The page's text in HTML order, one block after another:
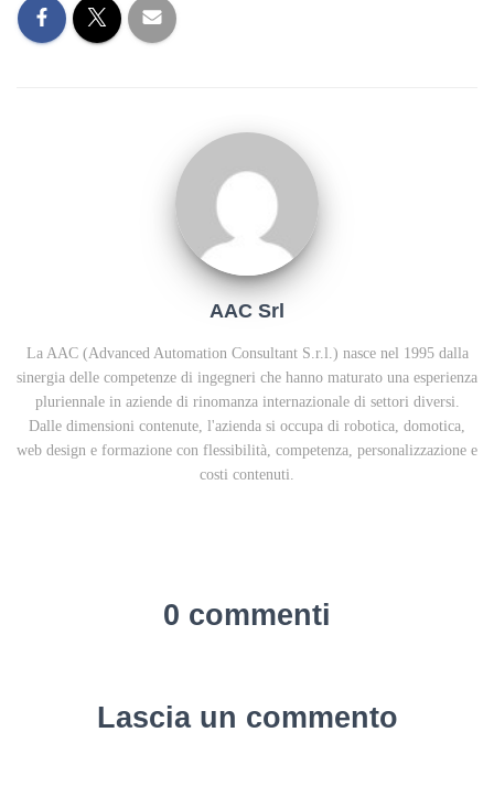
AAC Srl
La AAC (Advanced Automation Consultant S.r.l.) nasce nel 1995 dalla
sinergia delle competenze di ingegneri che hanno maturato una esperienza
pluriennale in aziende di rinomanza internazionale di settori diversi.
Dalle dimensioni contenute, l'azienda si occupa di robotica, domotica,
web design e formazione con flessibilità, competenza, personalizzazione e
costi contenuti.
0 commenti
Lascia un commento